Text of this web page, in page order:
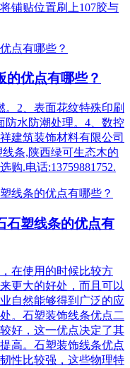
铺贴位置刷上107胶与
的优点有哪些？
2、表面花纹特殊印刷
防水防潮处理。4、数控
建筑装饰材料有限公司
条,陕西绿可生态木的
购.电话:13759881752.
石塑线条的优点有
在使用的时候比较方
更大的好处，而且可以
自然能够得到广泛的应
。石塑装饰线条优点二
好，这一优点决定了其
高。石塑装饰线条优点
性比较强，这些物理特